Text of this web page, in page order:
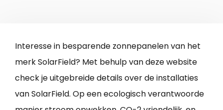
Interesse in besparende zonnepanelen van het
merk SolarField? Met behulp van deze website
check je uitgebreide details over de installaties
van SolarField. Op een ecologisch verantwoorde